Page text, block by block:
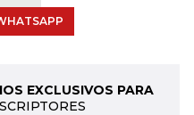
EXCLUSIVOS PARA